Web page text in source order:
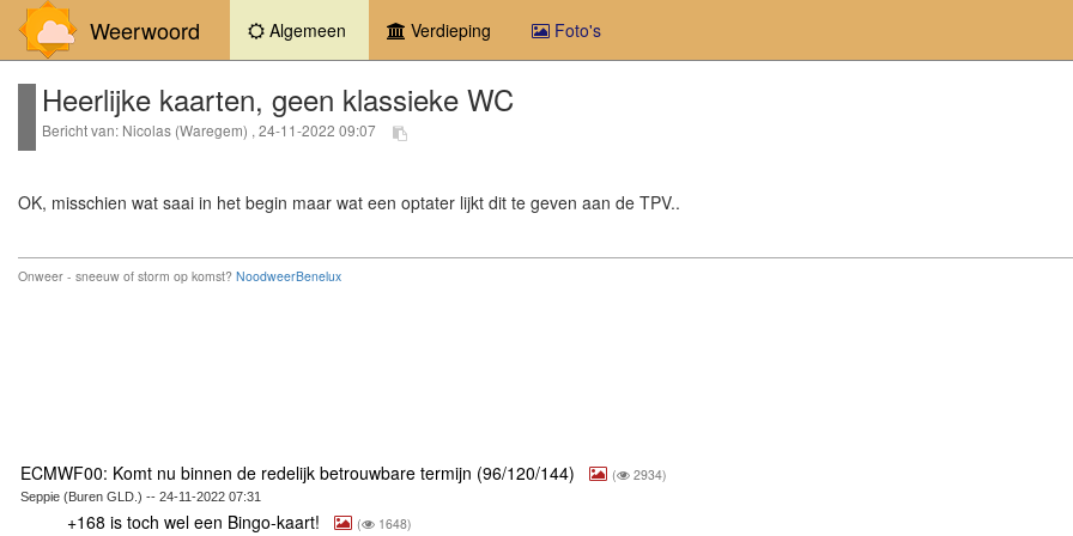
Weerwoord Algemeen (current)Verdieping Foto's
Heerlijke kaarten, geen klassieke WC
Bericht van: Nicolas (Waregem) , 24-11-2022 09:07
OK, misschien wat saai in het begin maar wat een optater lijkt dit te geven aan de TPV..
Onweer - sneeuw of storm op komst? NoodweerBenelux
ECMWF00: Komt nu binnen de redelijk betrouwbare termijn (96/120/144) ( 2934)
Seppie (Buren GLD.) -- 24-11-2022 07:31
+168 is toch wel een Bingo-kaart! ( 1648)